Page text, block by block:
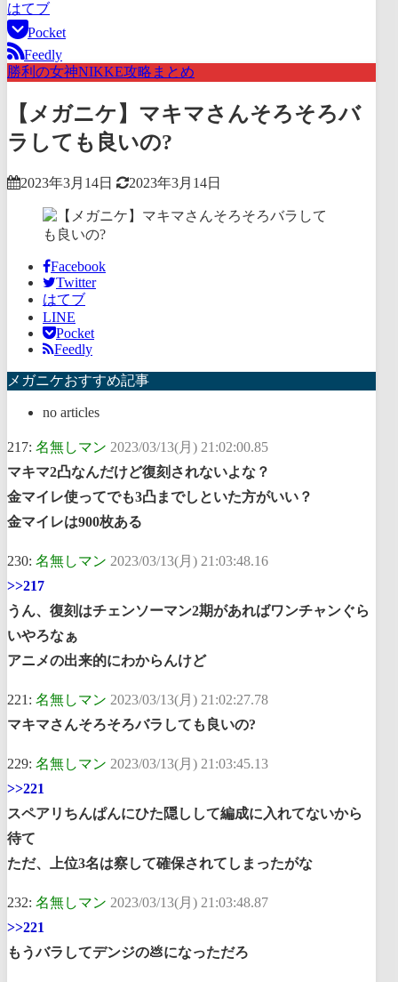
はてブ
Pocket
Feedly
勝利の女神NIKKE攻略まとめ
【メガニケ】マキマさんそろそろバ
ラしても良いの?
2023年3月14日 2023年3月14日
Facebook
Twitter
はてブ
LINE
Pocket
Feedly
メガニケおすすめ記事
no articles
217: 名無しマン 2023/03/13(月) 21:02:00.85
マキマ2凸なんだけど復刻されないよな？
金マイレ使ってでも3凸までしといた方がいい？
金マイレは900枚ある
230: 名無しマン 2023/03/13(月) 21:03:48.16
>>217
うん、復刻はチェンソーマン2期があればワンチャンぐら
いやろなぁ
アニメの出来的にわからんけど
221: 名無しマン 2023/03/13(月) 21:02:27.78
マキマさんそろそろバラしても良いの?
229: 名無しマン 2023/03/13(月) 21:03:45.13
>>221
スペアリちんぱんにひた隠しして編成に入れてないから
待て
ただ、上位3名は察して確保されてしまったがな
232: 名無しマン 2023/03/13(月) 21:03:48.87
>>221
もうバラしてデンジの💩になっただろ